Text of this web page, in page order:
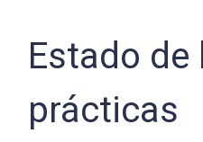
Estado de
prácticas